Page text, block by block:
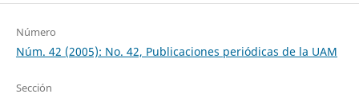
Número
Núm. 42 (2005): No. 42, Publicaciones periódicas de la UAM
Sección